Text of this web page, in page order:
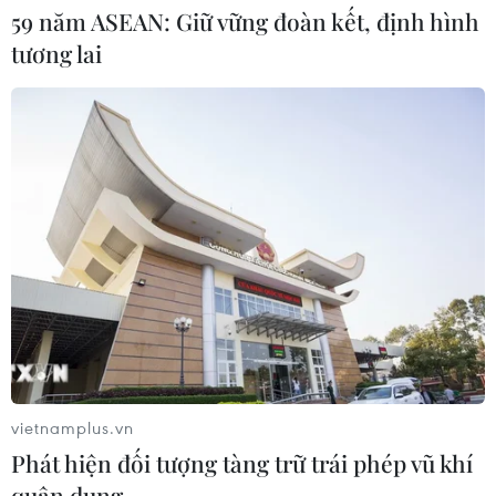
Báo động cận thị học đường khi
nhiều trẻ giảm thị lực từ rất sớm
01/08/2026 09:31
Thành phố Hồ Chí Minh phát triển
hệ thống y tế đa tầng, đồng bộ, thống
nhất
01/08/2026 09:14
Gia Lai xác thực 99,8% dữ liệu bảo
hiểm
59 năm ASEAN: Giữ vững đoàn kết, định hình
tương lai
vietnamplus.vn
Phát hiện đối tượng tàng trữ trái phép vũ khí